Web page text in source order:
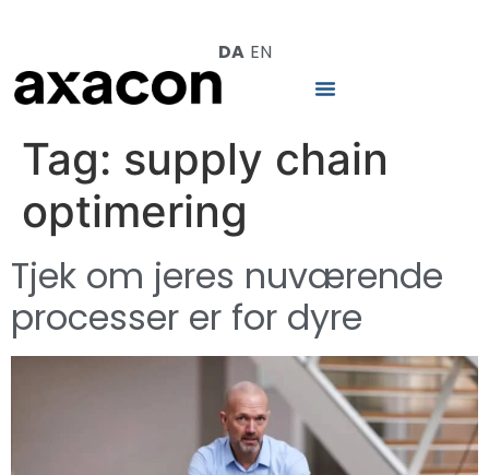
DA EN
Tag: supply chain
optimering
Tjek om jeres nuværende
processer er for dyre